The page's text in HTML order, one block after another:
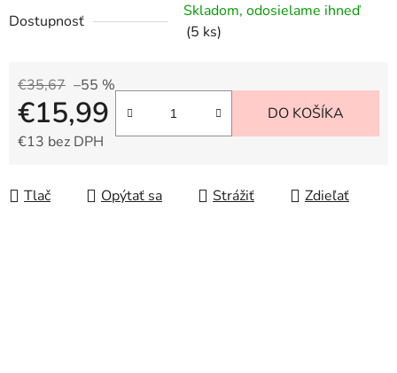
Dostupnosť
Skladom, odosielame ihneď
(5 ks)
€35,67 –55 %
€15,99
€13 bez DPH
DO KOŠÍKA
Tlač Opýtať sa Strážiť Zdieľať